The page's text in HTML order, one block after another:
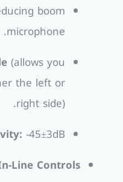
boom
microphone.
(allows you
the left or
right side).
-45±3dB.
Line Controls: